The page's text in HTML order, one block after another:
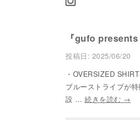
『gufo
投稿日: 2025/06/20
・OVERSIZED
ブルーストライプが
設 … 続きを読む →